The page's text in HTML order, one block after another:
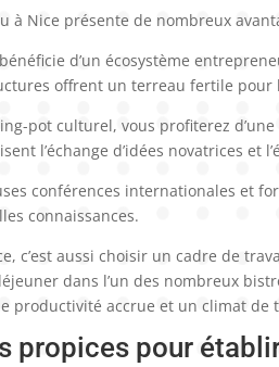
à Nice présente de nombreux
d’un écosystème
offrent un terreau fertile
pot culturel, vous profiterez
l’échange d’idées novatrices et
conférences internationales et
connaissances.
c’est aussi choisir un cadre de
dans l’un des nombreux
productivité accrue et un climat de
propices pour